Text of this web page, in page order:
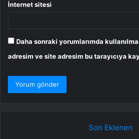
İnternet sitesi
Daha sonraki yorumlarımda
adresim ve site adresim bu tarayıcıya
Son Eklenen